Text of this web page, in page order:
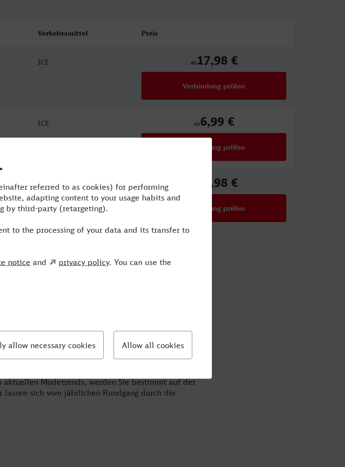
Verkehrsmittel Preis
ICE ab17,98 €
Verbindung prüfen
ICE ab6,99 €
Verbindung prüfen
ICE 17,98 €
Verbindung prüfen
Köln nach Düsseldorf
Sie vielfältige Galerien, gehen Sie bummeln auf der
und günstig. Nicht nur Ihre Fahrkarte, auch Ihr
und schnell in unserem Online-Reiseportal! Reisen
aktuellen Modetrends, werden Sie bestimmt auf der
sich vom jährlichen Rundgang durch die